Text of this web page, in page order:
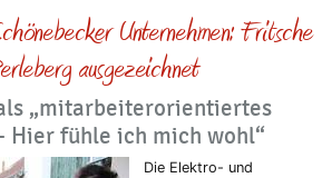
Unternehmen: Fritsche
ausgezeichnet
„mitarbeiterorientiertes
Hier fühle ich mich wohl“
Die Elektro- und